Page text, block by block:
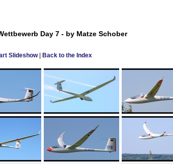
Day 7 - by Matze Schober
Slideshow| Back to the Index